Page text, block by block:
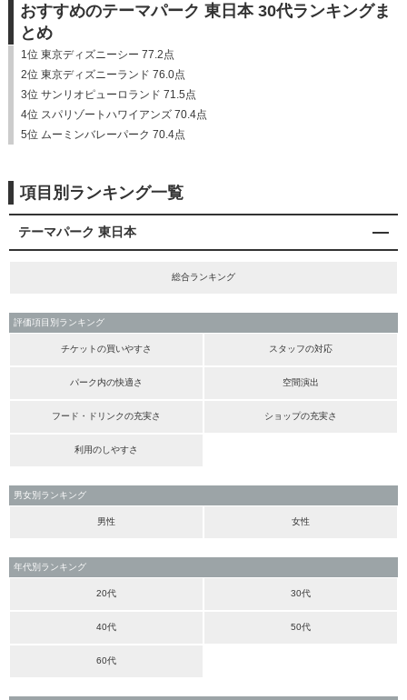
おすすめのテーマパーク 東日本 30代ランキングま
とめ
1位 東京ディズニーシー 77.2点
2位 東京ディズニーランド 76.0点
3位 サンリオピューロランド 71.5点
4位 スパリゾートハワイアンズ 70.4点
5位 ムーミンバレーパーク 70.4点
項目別ランキング一覧
テーマパーク 東日本
総合ランキング
評価項目別ランキング
チケットの買いやすさ スタッフの対応
パーク内の快適さ 空間演出
フード・ドリンクの充実さ ショップの充実さ
利用のしやすさ
男女別ランキング
男性 女性
年代別ランキング
20代 30代
40代 50代
60代